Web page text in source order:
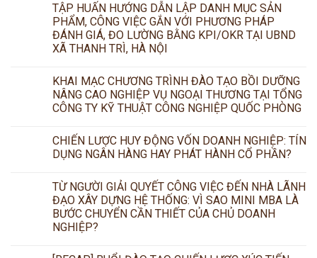
TẬP HUẤN HƯỚNG DẪN LẬP DANH MỤC SẢN
PHẨM, CÔNG VIỆC GẮN VỚI PHƯƠNG PHÁP
ĐÁNH GIÁ, ĐO LƯỜNG BẰNG KPI/OKR TẠI UBND
XÃ THANH TRÌ, HÀ NỘI
KHAI MẠC CHƯƠNG TRÌNH ĐÀO TẠO BỒI DƯỠNG
NÂNG CAO NGHIỆP VỤ NGOẠI THƯƠNG TẠI TỔNG
CÔNG TY KỸ THUẬT CÔNG NGHIỆP QUỐC PHÒNG
CHIẾN LƯỢC HUY ĐỘNG VỐN DOANH NGHIỆP: TÍN
DỤNG NGÂN HÀNG HAY PHÁT HÀNH CỔ PHẦN?
TỪ NGƯỜI GIẢI QUYẾT CÔNG VIỆC ĐẾN NHÀ LÃNH
ĐẠO XÂY DỰNG HỆ THỐNG: VÌ SAO MINI MBA LÀ
BƯỚC CHUYỂN CẦN THIẾT CỦA CHỦ DOANH
NGHIỆP?